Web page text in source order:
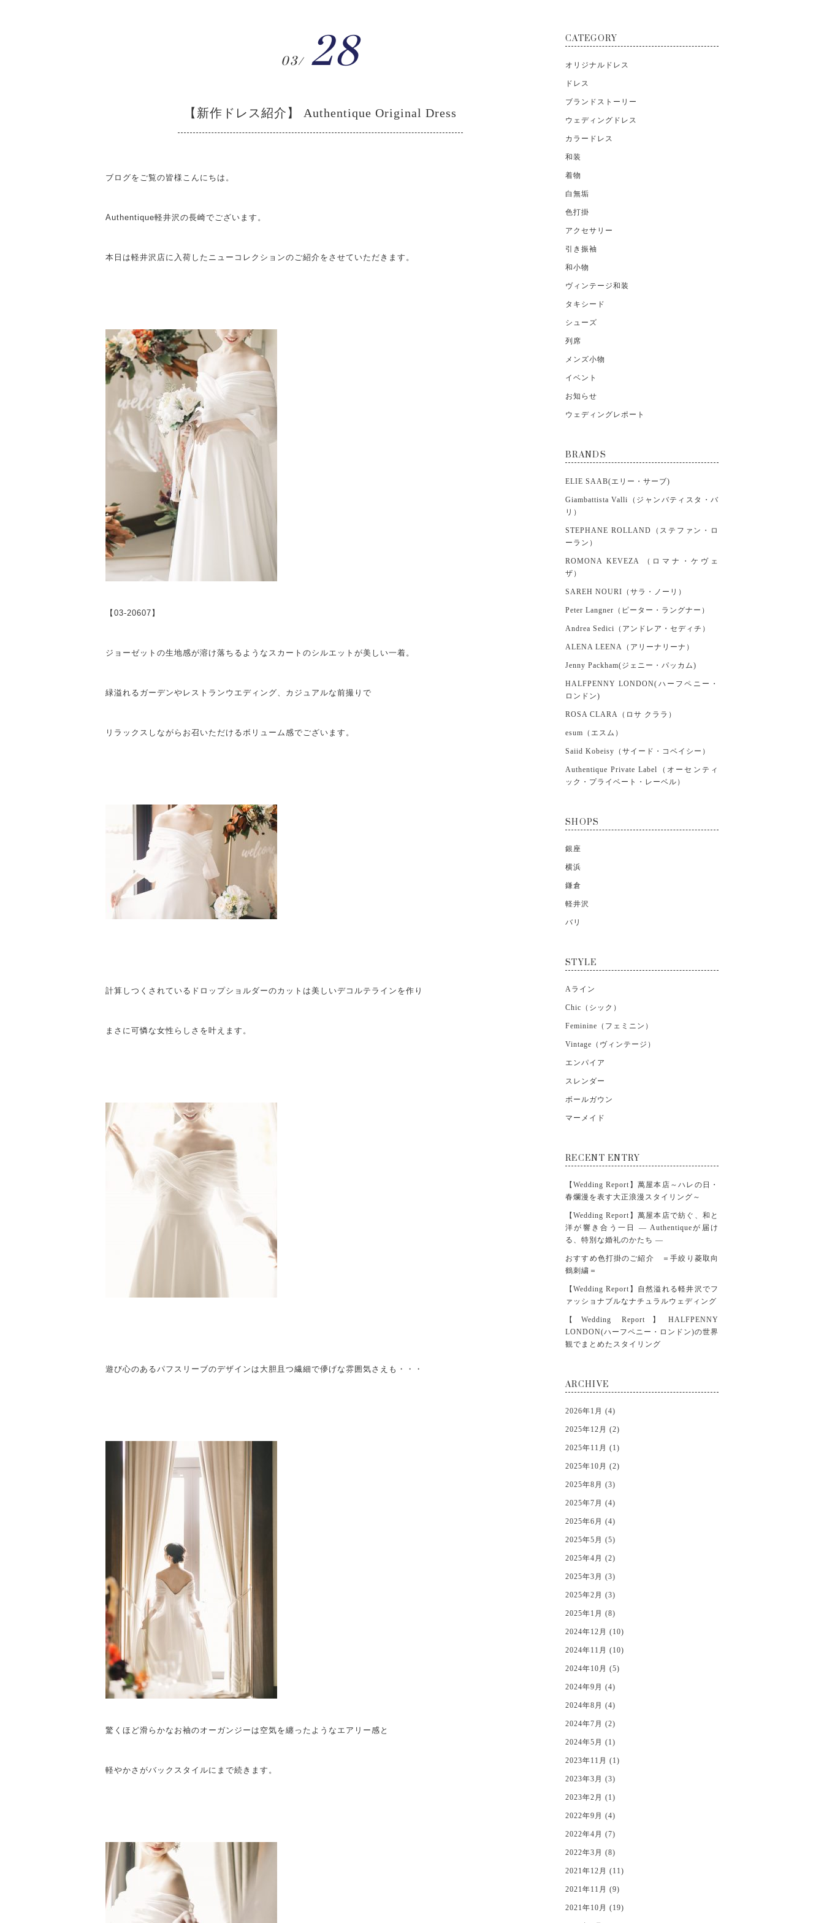
03/ 28
【新作ドレス紹介】 Authentique Original Dress
ブログをご覧の皆様こんにちは。
Authentique軽井沢の長崎でございます。
本日は軽井沢店に入荷したニューコレクションのご紹介をさせていただきます。
【03-20607】
ジョーゼットの生地感が溶け落ちるようなスカートのシルエットが美しい一着。
緑溢れるガーデンやレストランウエディング、カジュアルな前撮りで
リラックスしながらお召いただけるボリューム感でございます。
計算しつくされているドロップショルダーのカットは美しいデコルテラインを作り
まさに可憐な女性らしさを叶えます。
遊び心のあるパフスリーブのデザインは大胆且つ繊細で儚げな雰囲気さえも・・・
驚くほど滑らかなお袖のオーガンジーは空気を纏ったようなエアリー感と
軽やかさがバックスタイルにまで続きます。
CATEGORY
オリジナルドレス
ドレス
ブランドストーリー
ウェディングドレス
カラードレス
和装
着物
白無垢
色打掛
アクセサリー
引き振袖
和小物
ヴィンテージ和装
タキシード
シューズ
列席
メンズ小物
イベント
お知らせ
ウェディングレポート
BRANDS
ELIE SAAB(エリー・サーブ)
Giambattista Valli（ジャンバティスタ・バ
リ）
STEPHANE ROLLAND（ステファン・ロ
ーラン）
ROMONA KEVEZA （ロマナ・ケヴェ
ザ）
SAREH NOURI（サラ・ノーリ）
Peter Langner（ピーター・ラングナー）
Andrea Sedici（アンドレア・セディチ）
ALENA LEENA（アリーナリーナ）
Jenny Packham(ジェニー・パッカム)
HALFPENNY LONDON(ハーフペニー・
ロンドン)
ROSA CLARA（ロサ クララ）
esum（エスム）
Saiid Kobeisy（サイード・コベイシー）
Authentique Private Label（オーセンティ
ック・プライベート・レーベル）
SHOPS
銀座
横浜
鎌倉
軽井沢
バリ
STYLE
Aライン
Chic（シック）
Feminine（フェミニン）
Vintage（ヴィンテージ）
エンパイア
スレンダー
ボールガウン
マーメイド
RECENT ENTRY
【Wedding Report】萬屋本店～ハレの日・
春爛漫を表す大正浪漫スタイリング～
【Wedding Report】萬屋本店で紡ぐ、和と
洋が響き合う一日 ― Authentiqueが届け
る、特別な婚礼のかたち ―
おすすめ色打掛のご紹介 ＝手絞り菱取向
鶴刺繍＝
【Wedding Report】自然溢れる軽井沢でフ
ァッショナブルなナチュラルウェディング
【Wedding Report】HALFPENNY
LONDON(ハーフペニー・ロンドン)の世界
観でまとめたスタイリング
ARCHIVE
2026年1月 (4)
2025年12月 (2)
2025年11月 (1)
2025年10月 (2)
2025年8月 (3)
2025年7月 (4)
2025年6月 (4)
2025年5月 (5)
2025年4月 (2)
2025年3月 (3)
2025年2月 (3)
2025年1月 (8)
2024年12月 (10)
2024年11月 (10)
2024年10月 (5)
2024年9月 (4)
2024年8月 (4)
2024年7月 (2)
2024年5月 (1)
2023年11月 (1)
2023年3月 (3)
2023年2月 (1)
2022年9月 (4)
2022年4月 (7)
2022年3月 (8)
2021年12月 (11)
2021年11月 (9)
2021年10月 (19)